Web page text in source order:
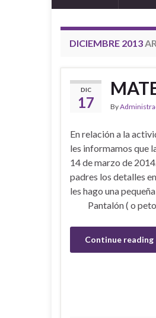
DICIEMBRE 2013
DIC
17 By
En relación a la
les informamos que
14 de marzo de
padres los detalles
les hago una
Pantalón ( o
Continue reading